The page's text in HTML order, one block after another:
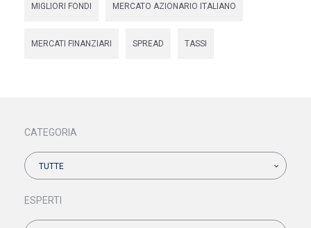
MIGLIORI FONDI MERCATO AZIONARIO ITALIANO
MERCATI FINANZIARI SPREAD TASSI
CATEGORIA
TUTTE
ESPERTI